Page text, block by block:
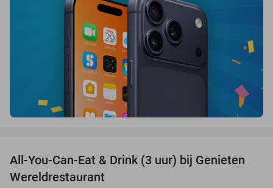
19%
All-You-Can-Eat & Drink (3 uur) bij Genieten
Wereldrestaurant